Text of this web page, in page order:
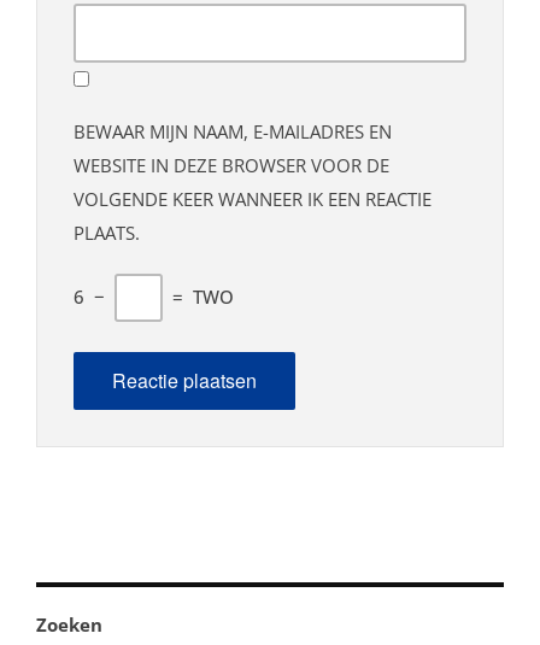
Zoeken
BEWAAR MIJN NAAM, E-MAILADRES EN
WEBSITE IN DEZE BROWSER VOOR DE
VOLGENDE KEER WANNEER IK EEN REACTIE
PLAATS.
6 − = TWO